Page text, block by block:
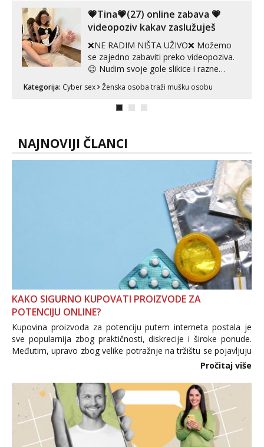
💗Tina💗(27) online zabava 💗
videopoziv kakav zaslužuješ
❌NE RADIM NIŠTA UŽIVO❌ Možemo
se zajedno zabaviti preko videopoziva.
😉 Nudim svoje gole slikice i razne
videouradke. 🤩 Za online zabavu pošalji
poruku na Whatsapp, Telegram ili Viber.
Kategorija: Cyber sex Ženska osoba traži mušku osobu
NAJNOVIJI ČLANCI
KAKO SIGURNO KUPOVATI PROIZVODE ZA
POTENCIJU ONLINE?
Kupovina proizvoda za potenciju putem interneta postala je
sve popularnija zbog praktičnosti, diskrecije i široke ponude.
Međutim, upravo zbog velike potražnje na tržištu se pojavljuju
i brojni krivotvoreni proizvodi, nepouzdane internetske
Pročitaj više